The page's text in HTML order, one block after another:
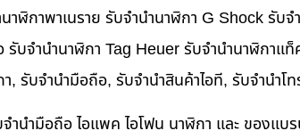
ฬิกาพาเนราย รับจำนำนาฬิกา G Shock รับ
รับจำนำนาฬิกา Tag Heuer รับจำนำนาฬิกาแ
, รับจำนำมือถือ, รับจำนำสินค้าไอที, รับจำนำ
ำนำมือถือ ไอแพค ไอโฟน นาฬิกา และ ของแบ